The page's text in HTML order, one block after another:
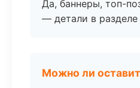
Да, баннеры, топ-
— детали в разделе
Можно ли